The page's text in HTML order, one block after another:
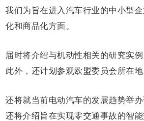
我们为旨在进入汽车行业的中小型
化和商品化方面。
届时将介绍与机动性相关的研究实例
此外，还计划参观欧盟委员会所在地
还将就当前电动汽车的发展趋势举办
还将介绍旨在实现零交通事故的智能